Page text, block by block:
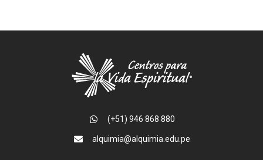
(+51) 946 868 880
alquimia@alquimia.edu.pe